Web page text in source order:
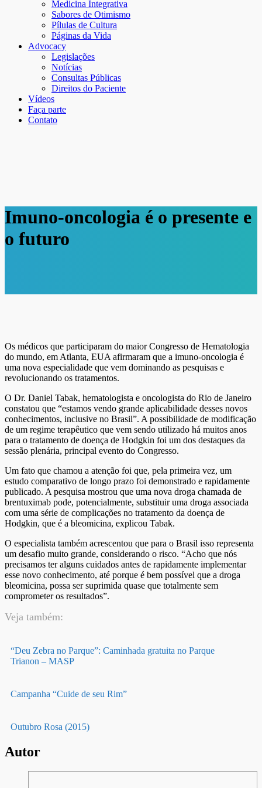
Medicina Integrativa
Sabores de Otimismo
Pílulas de Cultura
Páginas da Vida
Advocacy
Legislações
Notícias
Consultas Públicas
Direitos do Paciente
Vídeos
Faça parte
Contato
Imuno-oncologia é o presente e
o futuro
Os médicos que participaram do maior Congresso de Hematologia
do mundo, em Atlanta, EUA afirmaram que a imuno-oncologia é
uma nova especialidade que vem dominando as pesquisas e
revolucionando os tratamentos.
O Dr. Daniel Tabak, hematologista e oncologista do Rio de Janeiro
constatou que “estamos vendo grande aplicabilidade desses novos
conhecimentos, inclusive no Brasil”. A possibilidade de modificação
de um regime terapêutico que vem sendo utilizado há muitos anos
para o tratamento de doença de Hodgkin foi um dos destaques da
sessão plenária, principal evento do Congresso.
Um fato que chamou a atenção foi que, pela primeira vez, um
estudo comparativo de longo prazo foi demonstrado e rapidamente
publicado. A pesquisa mostrou que uma nova droga chamada de
brentuximab pode, potencialmente, substituir uma droga associada
com uma série de complicações no tratamento da doença de
Hodgkin, que é a bleomicina, explicou Tabak.
O especialista também acrescentou que para o Brasil isso representa
um desafio muito grande, considerando o risco. “Acho que nós
precisamos ter alguns cuidados antes de rapidamente implementar
esse novo conhecimento, até porque é bem possível que a droga
bleomicina, possa ser suprimida quase que totalmente sem
comprometer os resultados”.
Veja também:
“Deu Zebra no Parque”: Caminhada gratuita no Parque
Trianon – MASP
Campanha “Cuide de seu Rim”
Outubro Rosa (2015)
Autor